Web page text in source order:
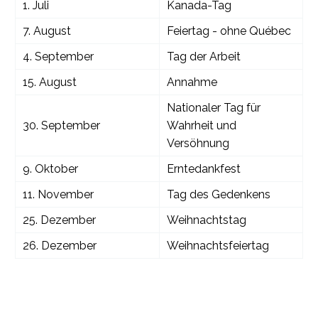
1. Juli
Kanada-Tag
7. August
Feiertag - ohne Québec
4. September
Tag der Arbeit
15. August
Annahme
30. September
Nationaler Tag für
Wahrheit und
Versöhnung
9. Oktober
Erntedankfest
11. November
Tag des Gedenkens
25. Dezember
Weihnachtstag
26. Dezember
Weihnachtsfeiertag